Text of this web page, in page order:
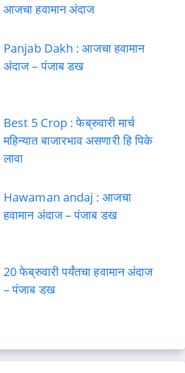
आजचा हवामान अंदाज
Panjab Dakh : आजचा हवामान
अंदाज – पंजाब डख
Best 5 Crop : फेब्रुवारी मार्च
महिन्यात बाजारभाव असणारी हि पिके
लावा
Hawaman andaj : आजचा
हवामान अंदाज – पंजाब डख
20 फेब्रुवारी पर्यंतचा हवामान अंदाज
– पंजाब डख